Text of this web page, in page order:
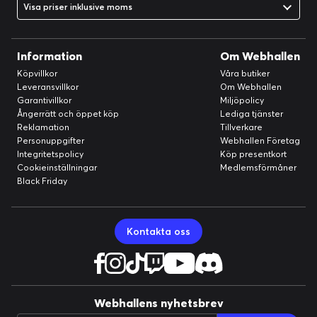
Uppgraderade material
fulländad balans mellan förfining och hållbarhet. De mjuka
rundningarna ger ett bekvämt, ergonomiskt grepp.
Tillverkare:
Märke:
Nothing
Produktlinje:
Service och support
Typ:
Hållbarhet
Koldioxidavtryck:
51.3 kg koldioxidutsläpp
Mått och vikt
Längd:
77.5 mm
Visa priser inklusive moms
Information
Köpvillkor
Leveransvillkor
Garantivillkor
Ångerrätt och öppet köp
Reklamation
Personuppgifter
Integritetspolicy
Cookieinställningar
Black Friday
Om Webhallen
Våra butiker
Om Webhallen
Miljöpolicy
Lediga tjänster
Tillverkare
Webhallen Företag
Köp presentkort
Medlemsförmåner
Kontakta oss
Webhallens nyhetsbrev